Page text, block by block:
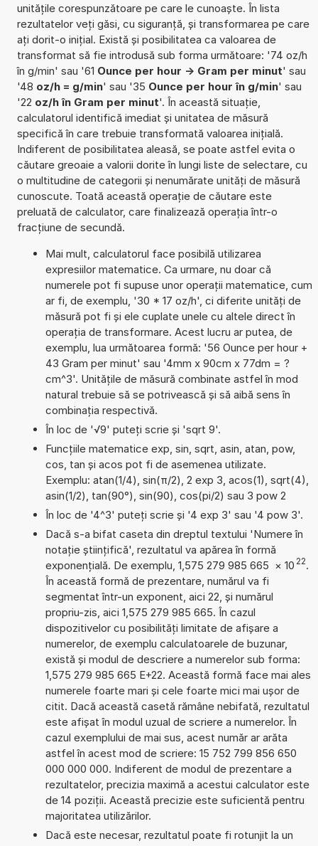
unitățile corespunzătoare pe care le cunoaște. În lista
rezultatelor veți găsi, cu siguranță, și transformarea pe care
ați dorit-o inițial. Există și posibilitatea ca valoarea de
transformat să fie introdusă sub forma următoare: '74 oz/h
în g/min' sau '61 Ounce per hour -> Gram per minut' sau
'48 oz/h = g/min' sau '35 Ounce per hour în g/min' sau
'22 oz/h în Gram per minut'. În această situație,
calculatorul identifică imediat și unitatea de măsură
specifică în care trebuie transformată valoarea inițială.
Indiferent de posibilitatea aleasă, se poate astfel evita o
căutare greoaie a valorii dorite în lungi liste de selectare, cu
o multitudine de categorii și nenumărate unități de măsură
cunoscute. Toată această operație de căutare este
preluată de calculator, care finalizează operația într-o
fracțiune de secundă.
Mai mult, calculatorul face posibilă utilizarea
expresiilor matematice. Ca urmare, nu doar că
numerele pot fi supuse unor operații matematice, cum
ar fi, de exemplu, '30 * 17 oz/h', ci diferite unități de
măsură pot fi și ele cuplate unele cu altele direct în
operația de transformare. Acest lucru ar putea, de
exemplu, lua următoarea formă: '56 Ounce per hour +
43 Gram per minut' sau '4mm x 90cm x 77dm = ?
cm^3'. Unitățile de măsură combinate astfel în mod
natural trebuie să se potrivească și să aibă sens în
combinația respectivă.
În loc de '√9' puteți scrie și 'sqrt 9'.
Funcțiile matematice exp, sin, sqrt, asin, atan, pow,
cos, tan și acos pot fi de asemenea utilizate.
Exemplu: atan(1/4), sin(π/2), 2 exp 3, acos(1), sqrt(4),
asin(1/2), tan(90°), sin(90), cos(pi/2) sau 3 pow 2
În loc de '4^3' puteți scrie și '4 exp 3' sau '4 pow 3'.
Dacă s-a bifat caseta din dreptul textului 'Numere în
notație științifică', rezultatul va apărea în formă
exponențială. De exemplu, 1,575 279 985 665 × 10 22.
În această formă de prezentare, numărul va fi
segmentat într-un exponent, aici 22, și numărul
propriu-zis, aici 1,575 279 985 665. În cazul
dispozitivelor cu posibilități limitate de afișare a
numerelor, de exemplu calculatoarele de buzunar,
există și modul de descriere a numerelor sub forma:
1,575 279 985 665 E+22. Această formă face mai ales
numerele foarte mari și cele foarte mici mai ușor de
citit. Dacă această casetă rămâne nebifată, rezultatul
este afișat în modul uzual de scriere a numerelor. În
cazul exemplului de mai sus, acest număr ar arăta
astfel în acest mod de scriere: 15 752 799 856 650
000 000 000. Indiferent de modul de prezentare a
rezultatelor, precizia maximă a acestui calculator este
de 14 poziții. Această precizie este suficientă pentru
majoritatea utilizărilor.
Dacă este necesar, rezultatul poate fi rotunjit la un